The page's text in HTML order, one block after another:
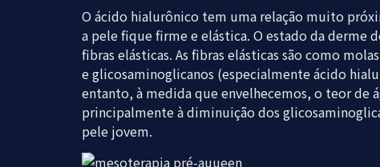
O ácido hialurônico tem uma relação muito
a pele fique firme e elástica. O estado da
fibras elásticas. As fibras elásticas são como
e glicosaminoglicanos (especialmente ácido
entanto, à medida que envelhecemos, o teor de
principalmente à diminuição dos
pele jovem.